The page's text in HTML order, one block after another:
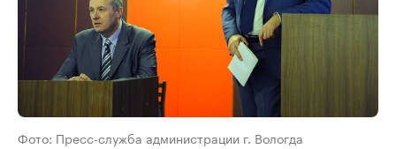
Фото: Пресс-служба администрации г. Вологда